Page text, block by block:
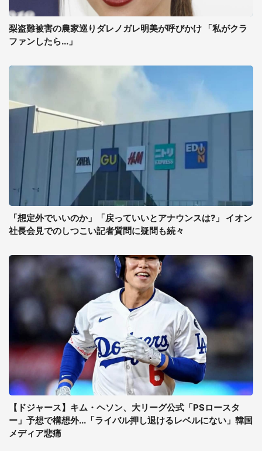
梨盗難被害の農家巡りダレノガレ明美が呼びかけ 「私がクラ
ファンしたら...」
「想定外でいいのか」「戻っていいとアナウンスは?」 イオン
社長会見でのしつこい記者質問に疑問も続々
【ドジャース】キム・ヘソン、大リーグ公式「PSロースタ
ー」予想で構想外...「ライバル押し退けるレベルにない」韓国
メディア悲痛